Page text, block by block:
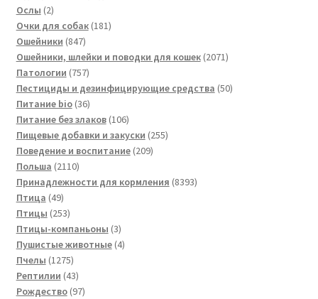
Ослы 22
товара
Очки для собак 181181
Ошейники 847847
товаров
Ошейники, шлейки и поводки для кошек 20712071
Патологии 757757
товаров
Пестициды и дезинфицирующие средства 5050
Питание bio 3636
товаров
Питание без злаков 106106
товаров
Пищевые добавки и закуски 255255
Поведение и воспитание 209209
Польша 21102110
товаров
Принадлежности для кормления 83938393
Птица 4949
товаров
Птицы 253253
товара
Птицы-компаньоны 33
товара
Пушистые животные 44
Пчелы 12751275
товаров
Рептилии 4343
товара
Рождество 9797